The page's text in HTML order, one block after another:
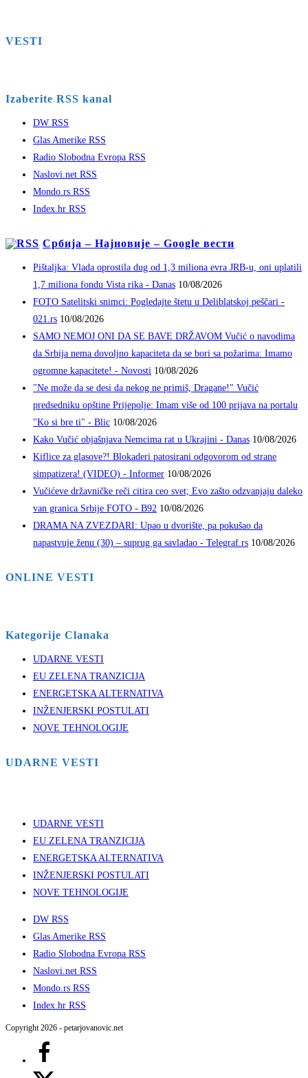
VESTI
Izaberite RSS kanal
DW RSS
Glas Amerike RSS
Radio Slobodna Evropa RSS
Naslovi.net RSS
Mondo.rs RSS
Index.hr RSS
Србија – Најновије – Google вести
Pištaljka: Vlada oprostila dug od 1,3 miliona evra JRB-u, oni uplatili
1,7 miliona fondu Vista rika - Danas 10/08/2026
FOTO Satelitski snimci: Pogledajte štetu u Deliblatskoj peščari -
021.rs 10/08/2026
SAMO NEMOJ ONI DA SE BAVE DRŽAVOM Vučić o navodima
da Srbija nema dovoljno kapaciteta da se bori sa požarima: Imamo
ogromne kapacitete! - Novosti 10/08/2026
"Ne može da se desi da nekog ne primiš, Dragane!" Vučić
predsedniku opštine Prijepolje: Imam više od 100 prijava na portalu
"Ko si bre ti" - Blic 10/08/2026
Kako Vučić objašnjava Nemcima rat u Ukrajini - Danas 10/08/2026
Kiflice za glasove?! Blokaderi patosirani odgovorom od strane
simpatizera! (VIDEO) - Informer 10/08/2026
Vučićeve državničke reči citira ceo svet; Evo zašto odzvanjaju daleko
van granica Srbije FOTO - B92 10/08/2026
DRAMA NA ZVEZDARI: Upao u dvorište, pa pokušao da
napastvuje ženu (30) – suprug ga savladao - Telegraf.rs 10/08/2026
ONLINE VESTI
Kategorije Clanaka
UDARNE VESTI
EU ZELENA TRANZICIJA
ENERGETSKA ALTERNATIVA
INŽENJERSKI POSTULATI
NOVE TEHNOLOGIJE
UDARNE VESTI
UDARNE VESTI
EU ZELENA TRANZICIJA
ENERGETSKA ALTERNATIVA
INŽENJERSKI POSTULATI
NOVE TEHNOLOGIJE
DW RSS
Glas Amerike RSS
Radio Slobodna Evropa RSS
Naslovi.net RSS
Mondo.rs RSS
Index.hr RSS
Copyright 2026 - petarjovanovic.net